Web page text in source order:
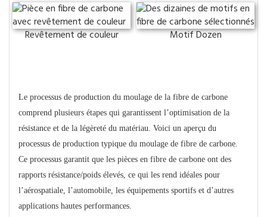
Revêtement de couleur Motif Dozen
Le processus de production du moulage de la fibre de carbone
comprend plusieurs étapes qui garantissent l’optimisation de la
résistance et de la légèreté du matériau. Voici un aperçu du
processus de production typique du moulage de fibre de carbone.
Ce processus garantit que les pièces en fibre de carbone ont des
rapports résistance/poids élevés, ce qui les rend idéales pour
l’aérospatiale, l’automobile, les équipements sportifs et d’autres
applications hautes performances.